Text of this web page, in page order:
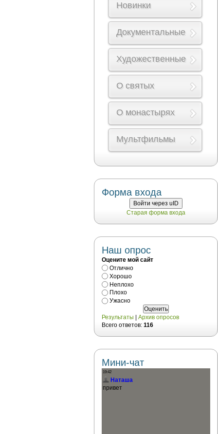
Новинки
Документальные
Художественные
О святых
О монастырях
Мультфильмы
Форма входа
Войти через uID
Старая форма входа
Наш опрос
Оцените мой сайт
Отлично
Хорошо
Неплохо
Плохо
Ужасно
Результаты
Архив опросов
Всего ответов: 116
Мини-чат